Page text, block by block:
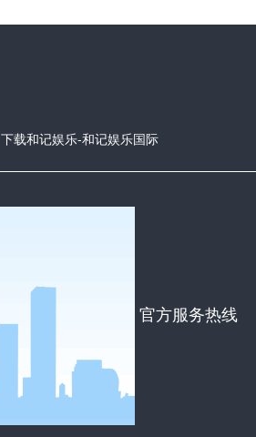
下载和记娱乐-和记娱乐国际
官方服务热线